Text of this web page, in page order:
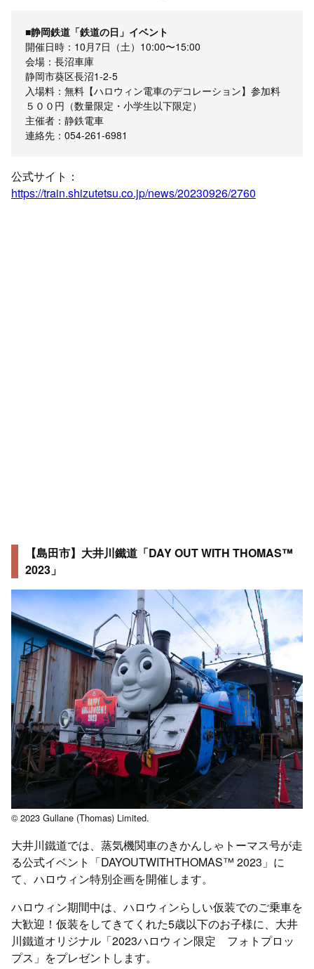
■静岡鉄道「鉄道の日」イベント
開催日時：10月7日（土）10:00〜15:00
会場：長沼車庫
静岡市葵区長沼1-2-5
入場料：無料【ハロウィン電車のデコレーション】参加料
５００円（数量限定・小学生以下限定）
主催者：静鉄電車
連絡先：054-261-6981
公式サイト：
https://train.shizutetsu.co.jp/news/20230926/2760
【島田市】大井川鐵道「DAY OUT WITH THOMAS™
2023」
© 2023 Gullane (Thomas) Limited.
大井川鐵道では、蒸気機関車のきかんしゃトーマス号が走
る公式イベント「DAYOUTWITHTHOMAS™ 2023」に
て、ハロウィン特別企画を開催します。
ハロウィン期間中は、ハロウィンらしい仮装でのご乗車を
大歓迎！仮装をしてきてくれた5歳以下のお子様に、大井
川鐵道オリジナル「2023ハロウィン限定 フォトプロッ
プス」をプレゼントします。